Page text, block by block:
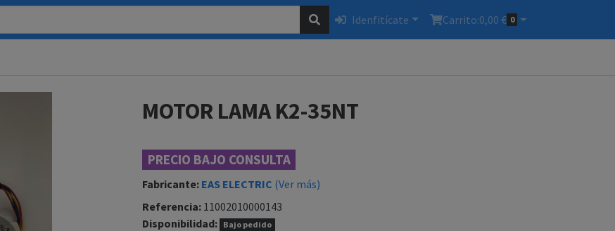
Idenfitícate Carrito:0,00 € 0
MOTOR LAMA K2-35NT
PRECIO BAJO CONSULTA
Fabricante: EAS ELECTRIC (Ver más)
Referencia: 11002010000143
Disponibilidad: Bajo pedido